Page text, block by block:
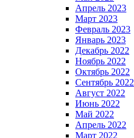
Апрель 2023
Март 2023
Февраль 2023
Январь 2023
Декабрь 2022
Ноябрь 2022
Октябрь 2022
Сентябрь 2022
Август 2022
Июнь 2022
Май 2022
Апрель 2022
Март 2022